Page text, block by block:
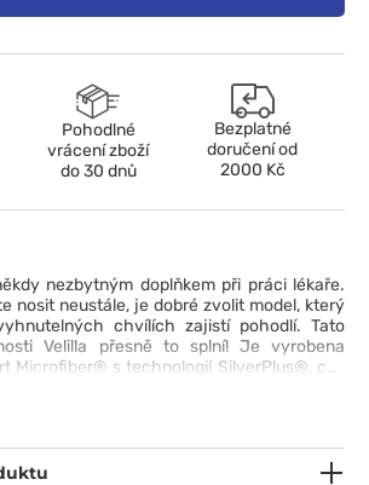
Pohodlné
vrácení zboží
do 30 dnů
Bezplatné
doručení od
2000 Kč
nezbytným doplňkem při práci lékaře.
nosit neustále, je dobré zvolit model, který
chvílích zajistí pohodlí. Tato
Velilla přesně to splní! Je vyrobena
Microfiber® s technologií SilverPlus®, což
prodyšná, měkká na dotek
ochranu a ochranu proti zápachu.
barev si vyberete?